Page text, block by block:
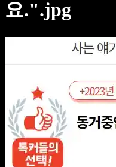
요.".jpg